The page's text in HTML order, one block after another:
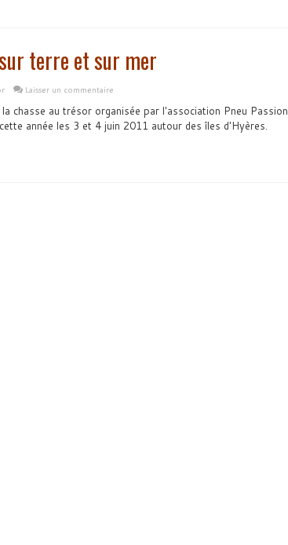
terre et sur mer
Laisser un commentaire
chasse au trésor organisée par l'association Pneu Passion
année les 3 et 4 juin 2011 autour des îles d'Hyères.